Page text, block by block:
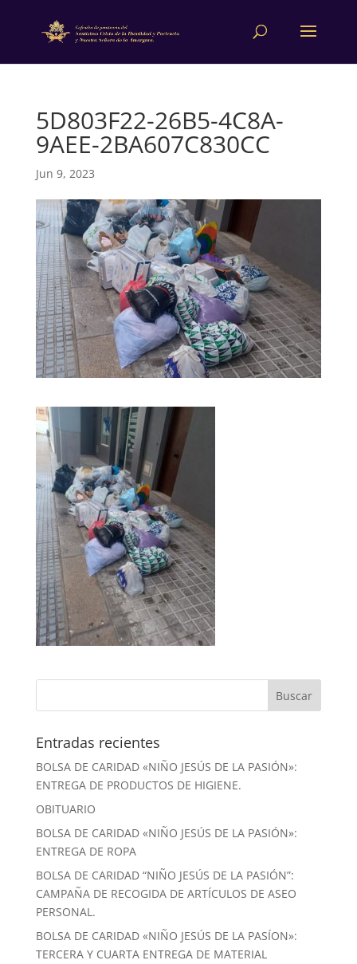
5D803F22-26B5-4C8A-
9AEE-2BA607C830CC
Jun 9, 2023
Entradas recientes
BOLSA DE CARIDAD «NIÑO JESÚS DE LA PASIÓN»:
ENTREGA DE PRODUCTOS DE HIGIENE.
OBITUARIO
BOLSA DE CARIDAD «NIÑO JESÚS DE LA PASIÓN»:
ENTREGA DE ROPA
BOLSA DE CARIDAD “NIÑO JESÚS DE LA PASIÓN”:
CAMPAÑA DE RECOGIDA DE ARTÍCULOS DE ASEO
PERSONAL.
BOLSA DE CARIDAD «NIÑO JESÚS DE LA PASÍON»:
TERCERA Y CUARTA ENTREGA DE MATERIAL